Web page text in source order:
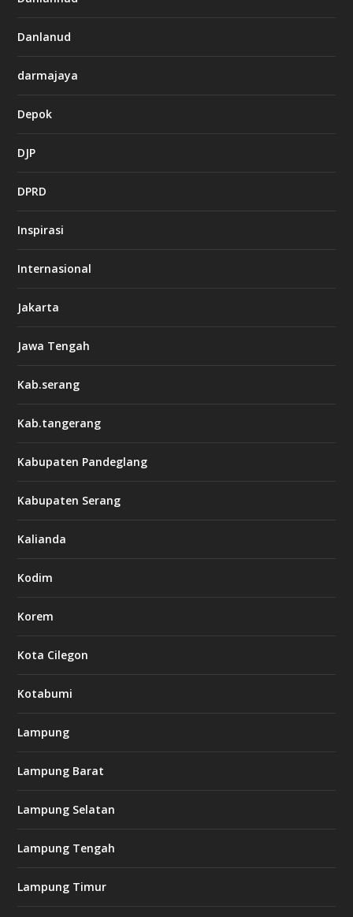
Danlanud
darmajaya
Depok
DJP
DPRD
Inspirasi
Internasional
Jakarta
Jawa Tengah
Kab.serang
Kab.tangerang
Kabupaten Pandeglang
Kabupaten Serang
Kalianda
Kodim
Korem
Kota Cilegon
Kotabumi
Lampung
Lampung Barat
Lampung Selatan
Lampung Tengah
Lampung Timur